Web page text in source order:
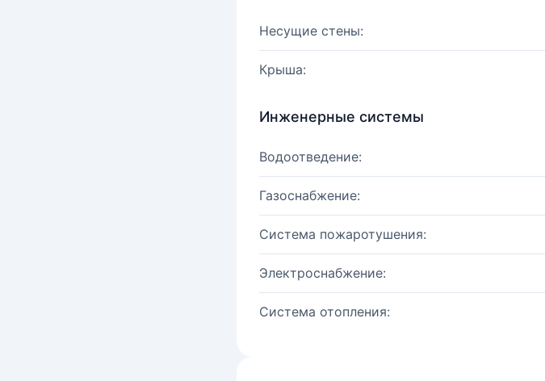
Несущие стены:
Крыша:
Инженерные системы
Водоотведение:
Газоснабжение:
Система пожаротушения:
Электроснабжение:
Система отопления: